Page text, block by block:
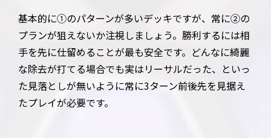
基本的に①のパターンが多いデッキですが、常に②の
プランが狙えないか注視しましょう。勝利するには相
手を先に仕留めることが最も安全です。どんなに綺麗
な除去が打てる場合でも実はリーサルだった、といっ
た見落としが無いように常に3ターン前後先を見据え
たプレイが必要です。